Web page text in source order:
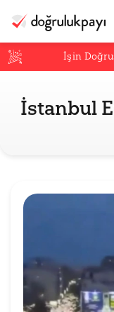
İşin
İstanbul